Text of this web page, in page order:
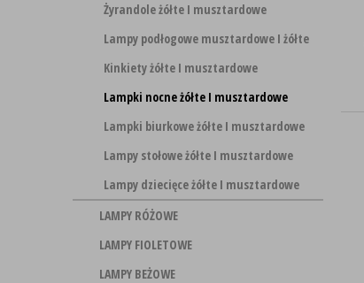
Żyrandole żółte I musztardowe
Lampy podłogowe musztardowe I żółte
Kinkiety żółte I musztardowe
Lampki nocne żółte I musztardowe
Lampki biurkowe żółte I musztardowe
Lampy stołowe żółte I musztardowe
Lampy dziecięce żółte I musztardowe
LAMPY RÓŻOWE
LAMPY FIOLETOWE
LAMPY BEŻOWE